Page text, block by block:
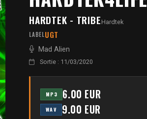
HARDTEK - TRIBE Hardtek
LABELUGT
Mad Alien
Sortie : 11/03/2020
MP3 6.00 EUR
WAV 9.00 EUR